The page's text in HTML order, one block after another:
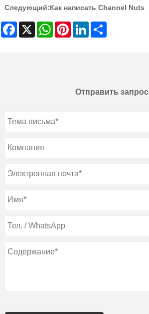
Следующий:Как написать Channel Nuts
Facebook
X WhatsAppPinterestLinkedIn
Отправить запрос